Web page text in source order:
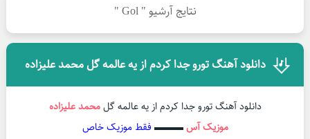
نتایج آرشیو " Gol "
دانلود آهنگ تورو جدا کردم از یه عالمه گل محمد علیزاده
دانلود آهنگ تورو جدا کردم از یه عالمه گلمحمد علیزاده
موزیک آس▬▬▬ فقط موزیک خاص